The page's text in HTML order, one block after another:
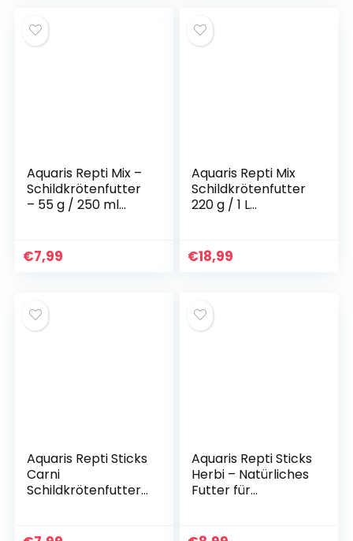
zu dosieren,
Schildkrötenfutter
Aquaris Repti Mix –
Schildkrötenfutter
– 55 g / 250 ml
n Futter von
Wasserschildkröte
mit Gammarus und
Garnelen
€7,99
Aquaris Repti Mix
Schildkrötenfutter
220 g / 1 L
an die gesunden
Wachstumsbedürf
n und
Sumpfschildkröten
€18,99
Aquaris Repti Sticks
Carni
Schildkrötenfutter
für Wasser- und
Aquaris Repti Sticks
Herbi – Natürliches
Futter für
pflanzenfressende